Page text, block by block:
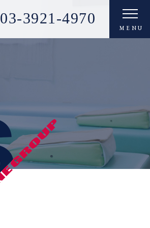
03-3921-4970
MENU